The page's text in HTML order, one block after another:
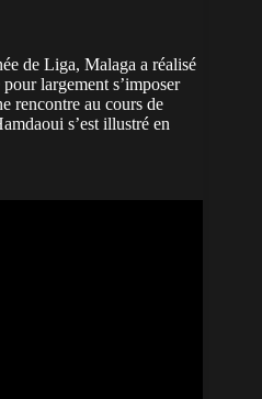
de Liga, Malaga a réalisé
largement s’imposer
rencontre au cours de
s’est illustré en